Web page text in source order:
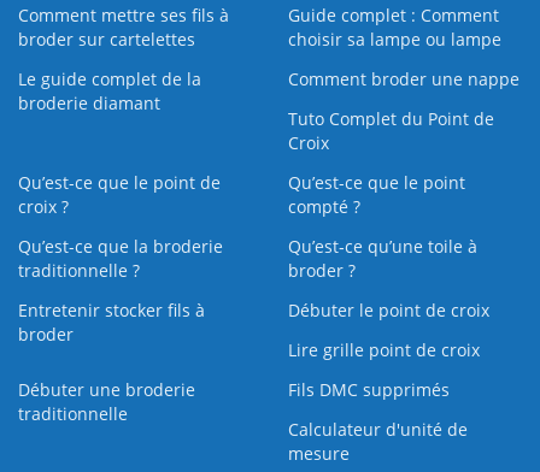
Comment mettre ses fils à
broder sur cartelettes
Guide complet : Comment
choisir sa lampe ou lampe
Le guide complet de la
broderie diamant
Comment broder une nappe
Tuto Complet du Point de
Croix
Qu’est-ce que le point de
croix ?
Qu’est-ce que le point
compté ?
Qu’est-ce que la broderie
traditionnelle ?
Qu’est‑ce qu’une toile à
broder ?
Entretenir stocker fils à
broder
Débuter le point de croix
Lire grille point de croix
Débuter une broderie
traditionnelle
Fils DMC supprimés
Calculateur d'unité de
mesure